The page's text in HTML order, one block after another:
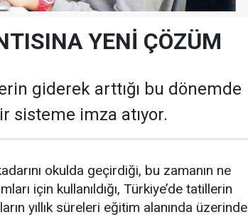
YENİ ÇÖZÜM
giderek arttığı bu dönemde
sisteme imza atıyor.
okulda geçirdiği, bu zamanın ne
için kullanıldığı, Türkiye’de tatillerin
yıllık süreleri eğitim alanında üzerinde